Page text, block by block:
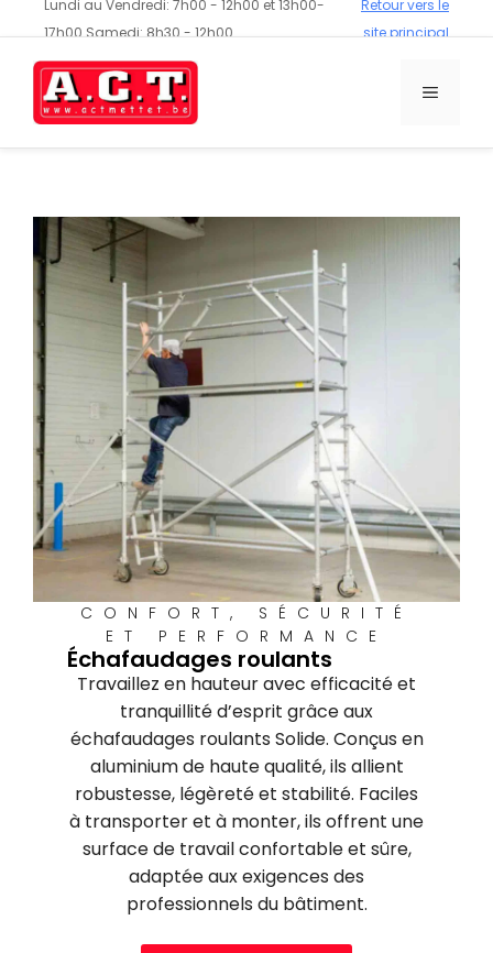
Lundi au Vendredi: 7h00 - 12h00 et 13h00-
17h00 Samedi: 8h30 - 12h00
Retour vers le
site principal
CONFORT, SÉCURITÉ
ET PERFORMANCE
Échafaudages roulants
Travaillez en hauteur avec efficacité et
tranquillité d’esprit grâce aux
échafaudages roulants Solide. Conçus en
aluminium de haute qualité, ils allient
robustesse, légèreté et stabilité. Faciles
à transporter et à monter, ils offrent une
surface de travail confortable et sûre,
adaptée aux exigences des
professionnels du bâtiment.